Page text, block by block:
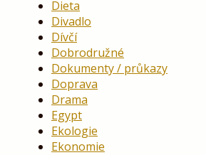
Dieta
Divadlo
Dívčí
Dobrodružné
Dokumenty / průkazy
Doprava
Drama
Egypt
Ekologie
Ekonomie